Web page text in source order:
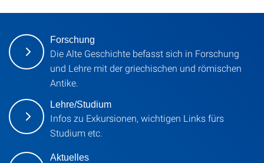
Forschung
Die Alte Geschichte befasst sich in Forschung
und Lehre mit der griechischen und römischen
Antike.
Lehre/Studium
Infos zu Exkursionen, wichtigen Links fürs
Studium etc.
Aktuelles